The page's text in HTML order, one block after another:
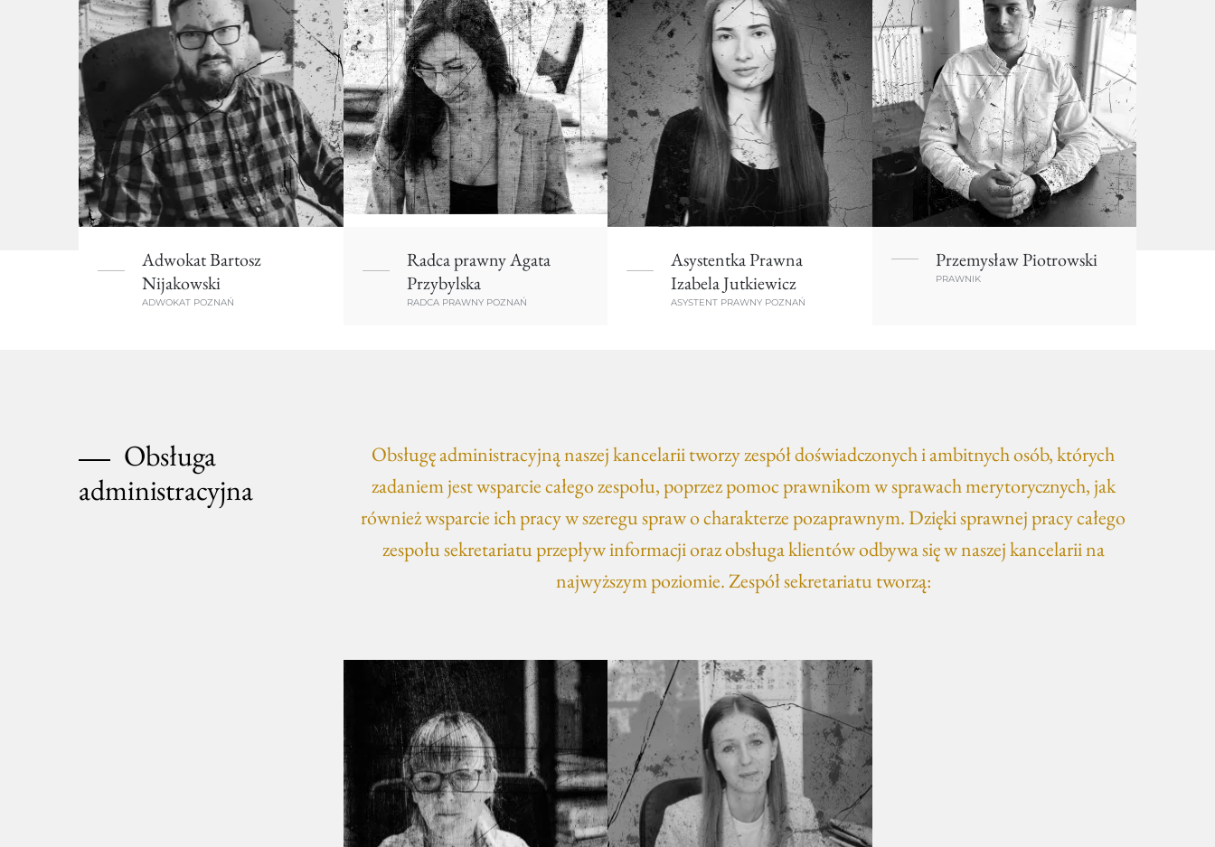
Adwokat Bartosz
Nijakowski
ADWOKAT POZNAŃ
Radca prawny Agata
Przybylska
RADCA PRAWNY POZNAŃ
Asystentka Prawna
Izabela Jutkiewicz
ASYSTENT PRAWNY POZNAŃ
Przemysław Piotrowski
PRAWNIK
Obsługa
administracyjna
Obsługę administracyjną naszej kancelarii tworzy zespół doświadczonych i ambitnych osób, których
zadaniem jest wsparcie całego zespołu, poprzez pomoc prawnikom w sprawach merytorycznych, jak
również wsparcie ich pracy w szeregu spraw o charakterze pozaprawnym. Dzięki sprawnej pracy całego
zespołu sekretariatu przepływ informacji oraz obsługa klientów odbywa się w naszej kancelarii na
najwyższym poziomie. Zespół sekretariatu tworzą: